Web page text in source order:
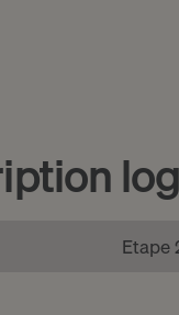
Etape